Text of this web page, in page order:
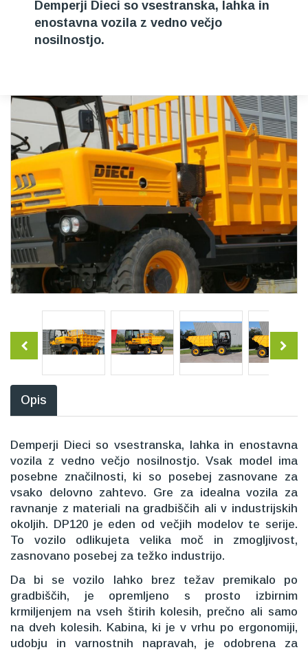
Demperji Dieci so vsestranska, lahka in
enostavna vozila z vedno večjo
nosilnostjo.
Opis
Demperji Dieci so vsestranska, lahka in enostavna
vozila z vedno večjo nosilnostjo. Vsak model ima
posebne značilnosti, ki so posebej zasnovane za
vsako delovno zahtevo. Gre za idealna vozila za
ravnanje z materiali na gradbiščih ali v industrijskih
okoljih. DP120 je eden od večjih modelov te serije.
To vozilo odlikujeta velika moč in zmogljivost,
zasnovano posebej za težko industrijo.
Da bi se vozilo lahko brez težav premikalo po
gradbiščih, je opremljeno s prosto izbirnim
krmiljenjem na vseh štirih kolesih, prečno ali samo
na dveh kolesih. Kabina, ki je v vrhu po ergonomiji,
udobju in varnostnih napravah, je odobrena za